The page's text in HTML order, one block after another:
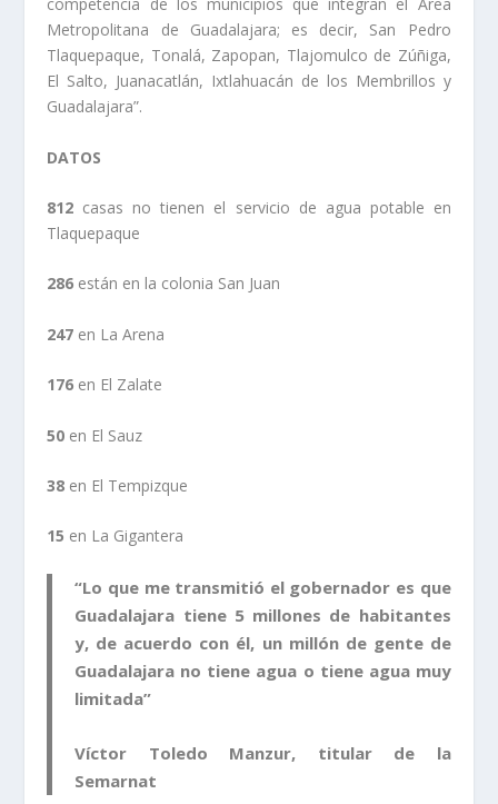
Metropolitana de Guadalajara; es decir, San Pedro
Tlaquepaque, Tonalá, Zapopan, Tlajomulco de Zúñiga,
El Salto, Juanacatlán, Ixtlahuacán de los Membrillos y
Guadalajara”.
DATOS
812 casas no tienen el servicio de agua potable en
Tlaquepaque
286 están en la colonia San Juan
247 en La Arena
176 en El Zalate
50 en El Sauz
38 en El Tempizque
15 en La Gigantera
“Lo que me transmitió el gobernador es que
Guadalajara tiene 5 millones de habitantes
y, de acuerdo con él, un millón de gente de
Guadalajara no tiene agua o tiene agua muy
limitada”
Víctor Toledo Manzur, titular de la
Semarnat